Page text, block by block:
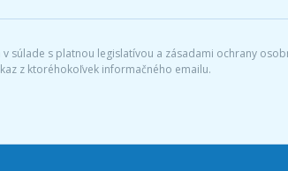
súlade s platnou legislatívou a zásadami ochrany
z ktoréhokoľvek informačného emailu.